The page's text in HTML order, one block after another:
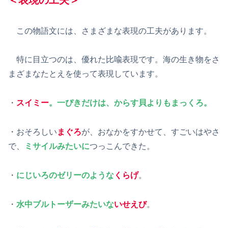
この物語文には、さまざまな表現の工夫があります。
特に目立つのは、優れた比喩表現です。海の生き物をさ
まざまなたとえを使って表現しています。
・ スイミー。一ぴきだけは、からす貝よりもまっくろ。
・おそろしい まぐろが、おなかをすかせて、すごいはやさ
で、
ミサイルみたいにつっこんできた。
・ にじいろのゼリーのような くらげ。
・ 水中ブルトーザーみたいないせえび。